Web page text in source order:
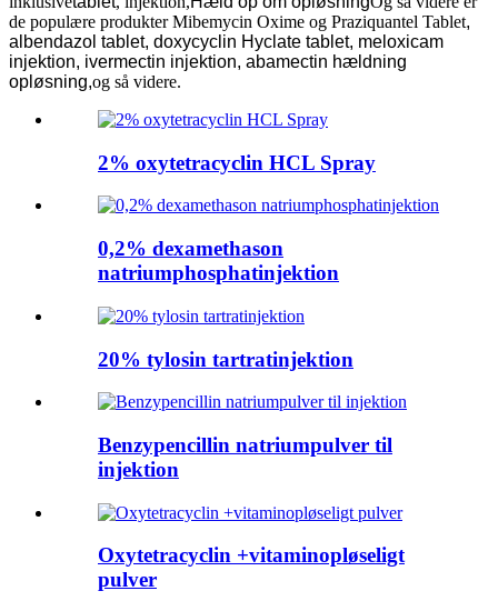
de populære produkter Mibemycin Oxime og Praziquantel Tablet,
albendazol tablet, doxycyclin Hyclate tablet, meloxicam
injektion, ivermectin injektion, abamectin hældning
opløsning,og så videre.
2% oxytetracyclin HCL Spray
0,2% dexamethason
natriumphosphatinjektion
20% tylosin tartratinjektion
Benzypencillin natriumpulver til
injektion
Oxytetracyclin +vitaminopløseligt
pulver